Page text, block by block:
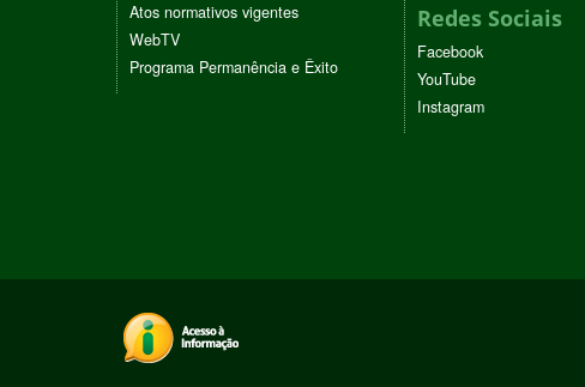
Atos normativos vigentes
WebTV
Programa Permanência e Êxito
Redes Sociais
Facebook
YouTube
Instagram